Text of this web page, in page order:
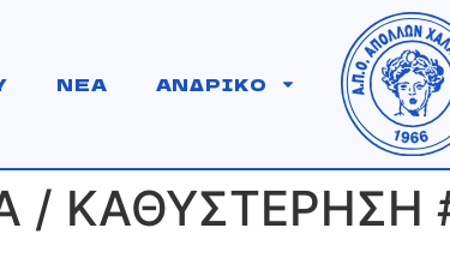
ΝΕΑ ΑΝΔΡΙΚΟ
/ ΚΑΘΥΣΤΕΡΗΣΗ